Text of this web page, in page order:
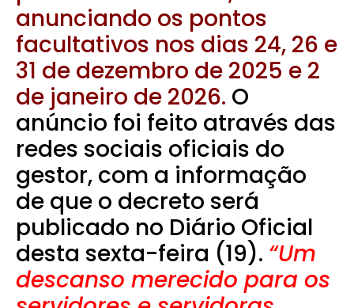
anunciando os pontos
facultativos nos dias 24, 26 e
31 de dezembro de 2025 e 2
de janeiro de 2026. O
anúncio foi feito através das
redes sociais oficiais do
gestor, com a informação
de que o decreto será
publicado no Diário Oficial
desta sexta-feira (19). “Um
descanso merecido para os